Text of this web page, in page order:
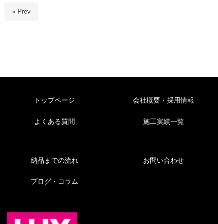
« Prev
トップページ
よくある質問
会社概要・採用情報
施工実績一覧
納品までの流れ
ブログ・コラム
お問い合わせ